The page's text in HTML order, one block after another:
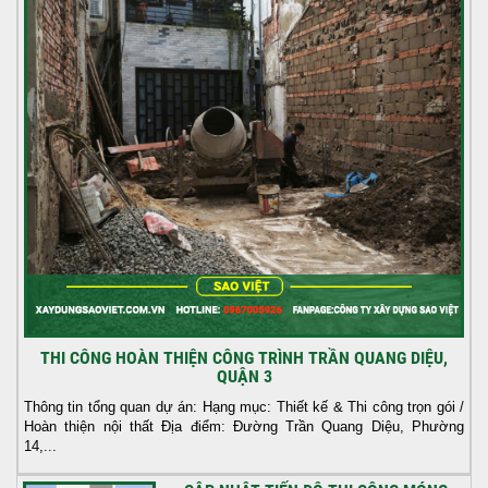
THI CÔNG HOÀN THIỆN CÔNG TRÌNH TRẦN QUANG DIỆU,
QUẬN 3
Thông tin tổng quan dự án: Hạng mục: Thiết kế & Thi công trọn gói /
Hoàn thiện nội thất Địa điểm: Đường Trần Quang Diệu, Phường
14,...